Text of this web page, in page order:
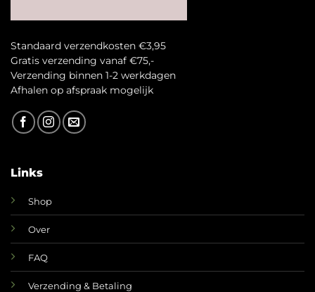
Standaard verzendkosten €3,95
Gratis verzending vanaf €75,-
Verzending binnen 1-2 werkdagen
Afhalen op afspraak mogelijk
Links
Shop
Over
FAQ
Verzending & Betaling